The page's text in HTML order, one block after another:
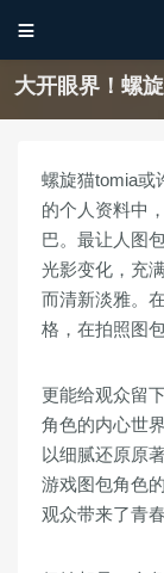

大开眼界！螺
螺旋猫tomia或
的个人资料中
巴。最让人图
光影变化，充
而清新淡雅。
格，在拍照图
更能给观众留
角色的内心世
以细腻还原原
游戏图包角色
观众带来了青春